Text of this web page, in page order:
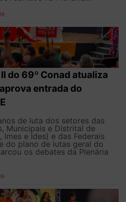
do 69º Conad atualiza
entrada do
de luta dos setores das
Municipais e Distrital de
Imes e Ides) e das Federais
do plano de lutas geral do
os debates da Plenária